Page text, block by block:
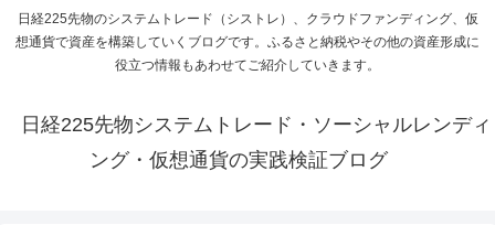
日経225先物のシステムトレード（シストレ）、クラウドファンディング、仮
想通貨で資産を構築していくブログです。ふるさと納税やその他の資産形成に
役立つ情報もあわせてご紹介していきます。
日経225先物システムトレード・ソーシャルレンディ
ング・仮想通貨の実践検証ブログ